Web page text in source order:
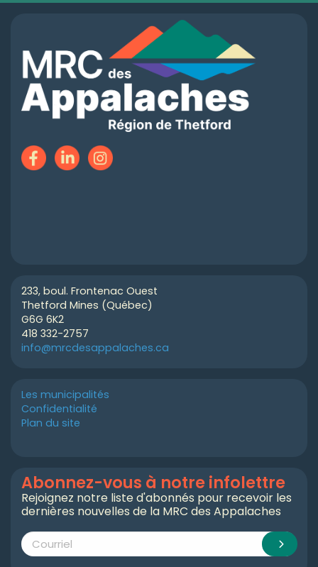
233, boul. Frontenac Ouest
Thetford Mines (Québec)
G6G 6K2
418 332-2757
info@mrcdesappalaches.ca
Les municipalités
Confidentialité
Plan du site
Abonnez-vous à notre infolettre
Rejoignez notre liste d'abonnés pour recevoir les
dernières nouvelles de la MRC des Appalaches